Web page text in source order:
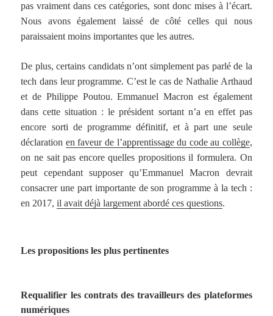
pas vraiment dans ces catégories, sont donc mises à l’écart.
Nous avons également laissé de côté celles qui nous
paraissaient moins importantes que les autres.
De plus, certains candidats n’ont simplement pas parlé de la
tech dans leur programme. C’est le cas de Nathalie Arthaud
et de Philippe Poutou. Emmanuel Macron est également
dans cette situation : le président sortant n’a en effet pas
encore sorti de programme définitif, et à part une seule
déclaration en faveur de l’apprentissage du code au collège,
on ne sait pas encore quelles propositions il formulera. On
peut cependant supposer qu’Emmanuel Macron devrait
consacrer une part importante de son programme à la tech :
en 2017,il avait déjà largement abordé ces questions.
Les propositions les plus pertinentes
Requalifier les contrats des travailleurs des plateformes
numériques